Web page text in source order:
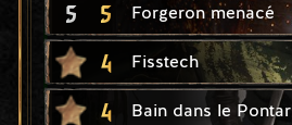
5 5 Forgeron menacé
4 Fisstech
4 Bain dans le Pontar